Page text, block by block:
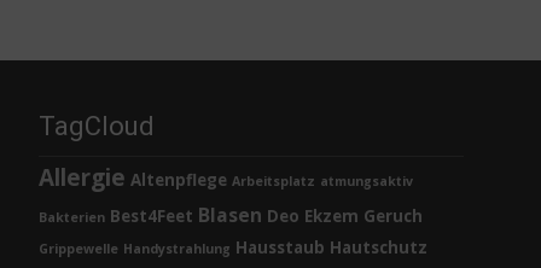
TagCloud
Allergie Altenpflege Arbeitsplatz atmungsaktiv
Bakterien Best4Feet Blasen Deo Ekzem Geruch
Grippewelle Handystrahlung Hausstaub Hautschutz